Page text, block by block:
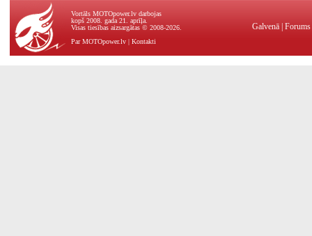
Vortāls MOTOpower.lv darbojas
kopš 2008. gada 21. aprīļa.
Visas tiesības aizsargātas © 2008-2026.
Par MOTOpower.lv | Kontakti
Galvenā Forums